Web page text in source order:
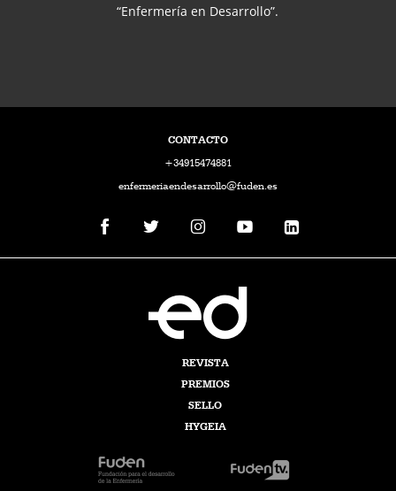
“Enfermería en Desarrollo”.
CONTACTO
+34915474881
enfermeriaendesarrollo@fuden.es
REVISTA
PREMIOS
SELLO
HYGEIA